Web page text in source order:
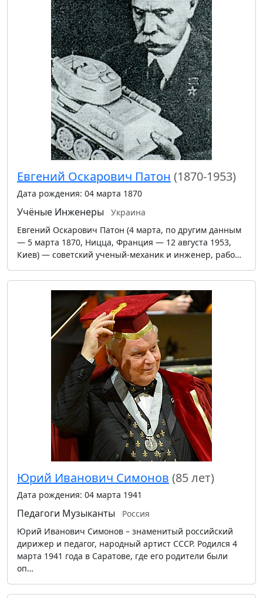
Евгений Оскарович Патон (1870-1953)
Дата рождения: 04 марта 1870
Учёные Инженеры
Украина
Евгений Оскарович Патон (4 марта, по другим данным
— 5 марта 1870, Ницца, Франция — 12 августа 1953,
Киев) — советский ученый-механик и инженер, рабо…
Юрий Иванович Симонов (85 лет)
Дата рождения: 04 марта 1941
Педагоги Музыканты
Россия
Юрий Иванович Симонов – знаменитый российский
дирижер и педагог, народный артист СССР. Родился 4
марта 1941 года в Саратове, где его родители были
оп…